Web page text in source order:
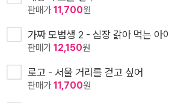
판매가11,700원
가짜 모범생 2 - 심장 갉아 먹는 아이
판매가12,150원
로고 - 서울 거리를 걷고 싶어
판매가11,700원